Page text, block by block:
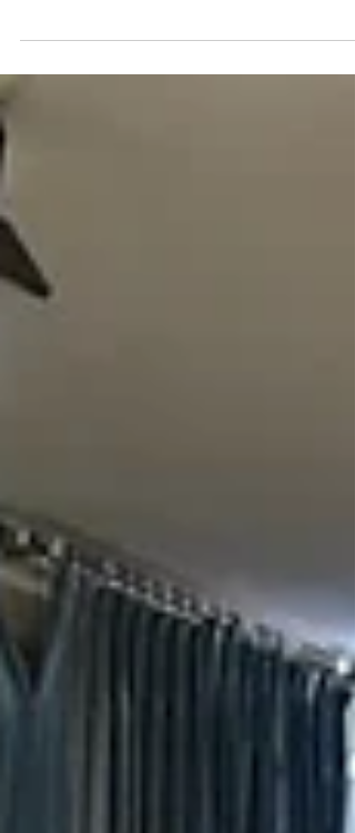
de hace años. No cambio, o en...